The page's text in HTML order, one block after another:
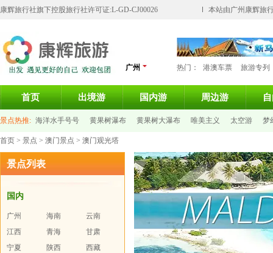
康辉旅行社旗下控股旅行社许可证:L-GD-CJ00026 本站由广州康辉旅
广州 热门： 港澳车票 旅游专列
首页 出境游 国内游 周边游
景点热推: 海洋水手号号 黄果树瀑布 黄果树大瀑布 唯美主义 太空游 梦
大屿山天坛大佛
首页 > 景点 > 澳门景点 > 澳门观光塔
景点列表
国内
广州 海南
云南
江西
青海
甘肃
宁夏
陕西
西藏